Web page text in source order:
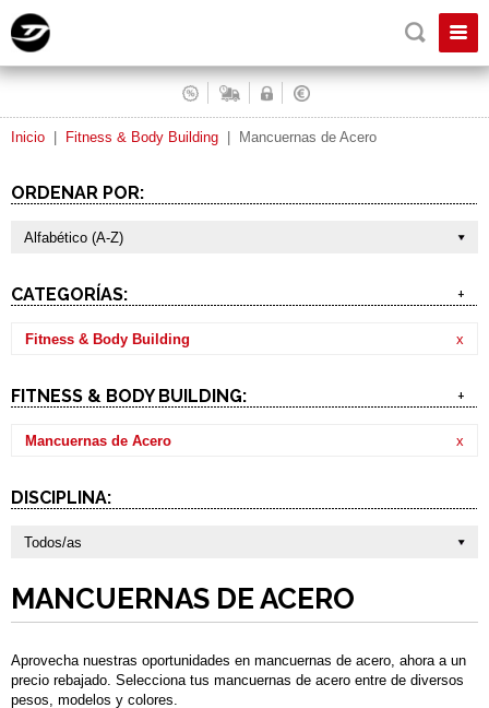
Inicio Fitness & Body Building Mancuernas de Acero
ORDENAR POR:
Alfabético (A-Z)
CATEGORÍAS: +
Fitness & Body Building x
FITNESS & BODY BUILDING: +
Mancuernas de Acero x
DISCIPLINA:
Todos/as
MANCUERNAS DE ACERO
Aprovecha nuestras oportunidades en mancuernas de acero, ahora a un
precio rebajado. Selecciona tus mancuernas de acero entre de diversos
pesos, modelos y colores.